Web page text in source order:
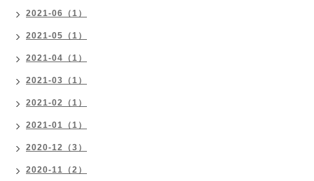
2021-06（1）
2021-05（1）
2021-04（1）
2021-03（1）
2021-02（1）
2021-01（1）
2020-12（3）
2020-11（2）